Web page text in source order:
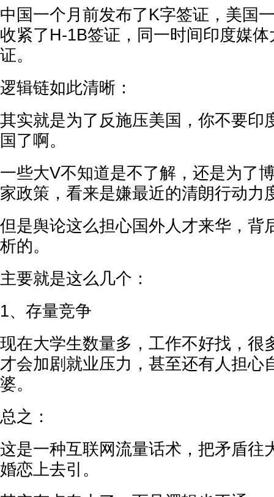
中国一个月前发布了K字签证，美国
收紧了H-1B签证，同一时间印度媒
证。
逻辑链如此清晰：
其实就是为了反施压美国，你不要印
国了啊。
一些大V不知道是不了解，还是为了
家政策，看来是嫌最近的清朗行动力
但是舆论这么担心国外人才来华，背
析的。
主要就是这么几个：
1、存量竞争
现在大学生数量多，工作不好找，很
才会加剧就业压力，甚至还有人担心
婆。
总之：
这是一种互联网流量话术，把矛盾往
婚恋上去引。